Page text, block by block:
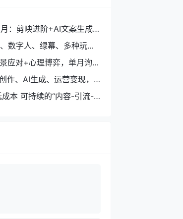
：剪映进阶+AI文案生成
数字人、绿幕、多种玩
应对+心理博弈，单月询盘
作、AI生成、运营变现，
本 可持续的“内容-引流-